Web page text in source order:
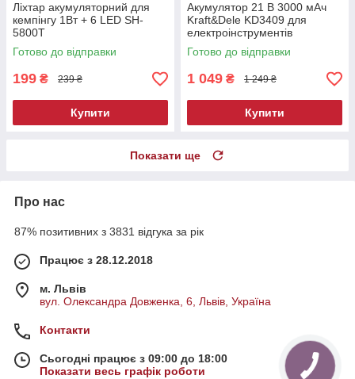
Ліхтар акумуляторний для
кемпінгу 1Вт + 6 LED SH-
5800T
Готово до відправки
199 ₴ 239 ₴
Купити
Акумулятор 21 В 3000 мАч
Kraft&Dele KD3409 для
електроінструментів
Готово до відправки
1 049 ₴ 1 249 ₴
Купити
Показати ще
Про нас
87% позитивних з 3831 відгука за рік
Працює з 28.12.2018
м. Львів
вул. Олександра Довженка, 6, Львів, Україна
Контакти
Сьогодні працює з 09:00 до 18:00
Показати весь графік роботи